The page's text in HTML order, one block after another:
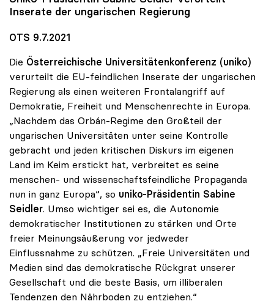
Inserate der ungarischen Regierung
OTS 9.7.2021
Die Österreichische Universitätenkonferenz (uniko)
verurteilt die EU-feindlichen Inserate der ungarischen
Regierung als einen weiteren Frontalangriff auf
Demokratie, Freiheit und Menschenrechte in Europa.
„Nachdem das Orbán-Regime den Großteil der
ungarischen Universitäten unter seine Kontrolle
gebracht und jeden kritischen Diskurs im eigenen
Land im Keim erstickt hat, verbreitet es seine
menschen- und wissenschaftsfeindliche Propaganda
nun in ganz Europa“, so uniko-Präsidentin Sabine
Seidler. Umso wichtiger sei es, die Autonomie
demokratischer Institutionen zu stärken und Orte
freier Meinungsäußerung vor jedweder
Einflussnahme zu schützen. „Freie Universitäten und
Medien sind das demokratische Rückgrat unserer
Gesellschaft und die beste Basis, um illiberalen
Tendenzen den Nährboden zu entziehen.“